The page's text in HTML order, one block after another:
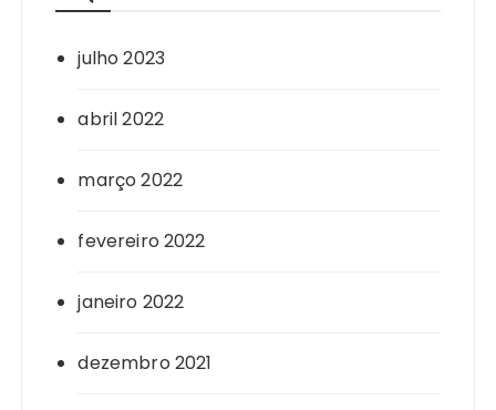
julho 2023
abril 2022
março 2022
fevereiro 2022
janeiro 2022
dezembro 2021